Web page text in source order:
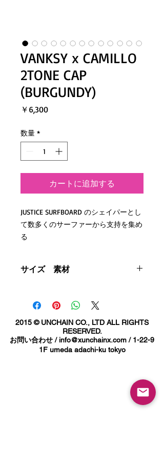
VANKSY x CAMILLO
2TONE CAP
(BURGUNDY)
￥6,300価
数量 *
カートに追加する
JUSTICE SURFBOARD のシェイパーとし
て数多くのサーファーから支持を集め
る
サイド、バックにはCamillo と VANKSY
の
オリジナルロゴの刺繍入り。
サイズ 素材
サイズ - フリー
ONE SIZE FIT ALL
2015 © UNCHAIN CO., LTD ALL RIGHTS
RESERVED.
お問い合わせ / info@xunchainx.com/ 1-22-9
1F umeda adachi-ku tokyo